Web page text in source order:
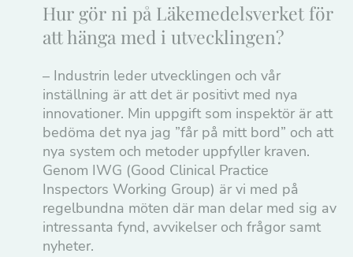
Hur gör ni på Läkemedelsverket för
att hänga med i utvecklingen?
– Industrin leder utvecklingen och vår
inställning är att det är positivt med nya
innovationer. Min uppgift som inspektör är att
bedöma det nya jag ”får på mitt bord” och att
nya system och metoder uppfyller kraven.
Genom IWG (Good Clinical Practice
Inspectors Working Group) är vi med på
regelbundna möten där man delar med sig av
intressanta fynd, avvikelser och frågor samt
nyheter.